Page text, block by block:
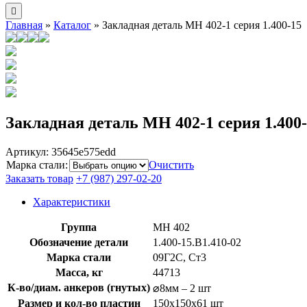
Главная » Каталог » Закладная деталь МН 402-1 серия 1.400-15
Закладная деталь МН 402-1 серия
Артикул: 35645e575edd
Марка стали:
Очистить
Заказать товар +7 (987) 297-02-20
Характеристики
Группа
МН 402
Обозначение детали
1.400-15.B1.410-02
Марка стали
09Г2С, Ст3
Масса, кг
44713
К-во/диам. анкеров (гнутых) ⌀8мм – 2 шт
Размер и кол-во пластин
150x150x61 шт